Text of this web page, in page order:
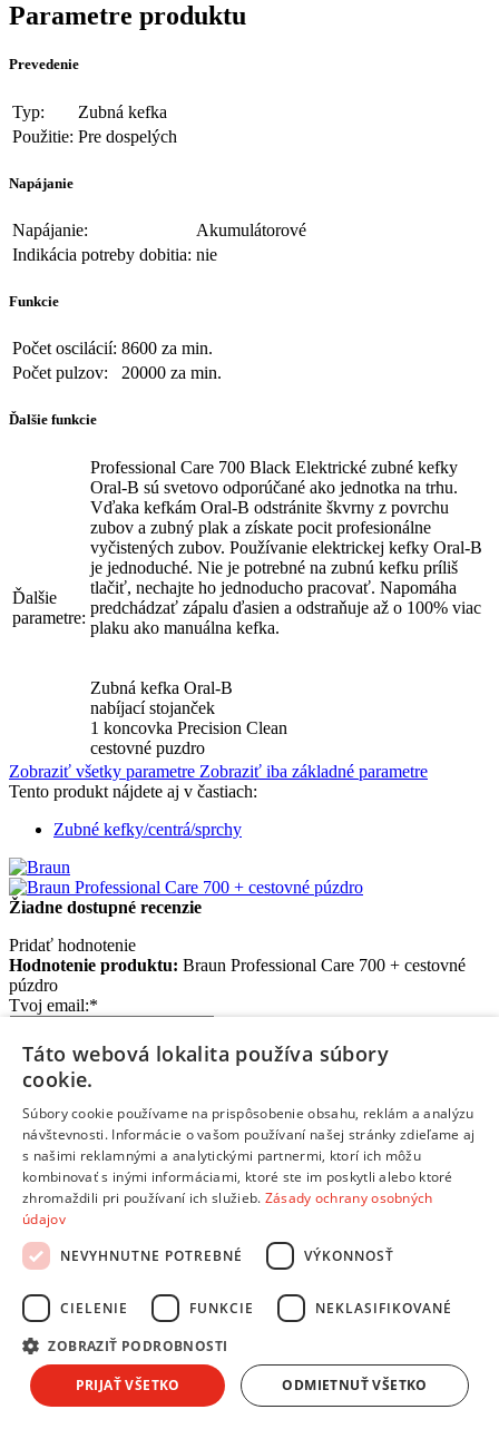
Parametre produktu
Prevedenie
Typ:
Zubná kefka
Použitie: Pre dospelých
Napájanie
Napájanie:
Akumulátorové
Indikácia potreby dobitia: nie
Funkcie
Počet oscilácií: 8600 za min.
Počet pulzov:
20000 za min.
Ďalšie funkcie
Ďalšie
parametre:
Professional Care 700 Black Elektrické zubné kefky
Oral-B sú svetovo odporúčané ako jednotka na trhu.
Vďaka kefkám Oral-B odstránite škvrny z povrchu
zubov a zubný plak a získate pocit profesionálne
vyčistených zubov. Používanie elektrickej kefky Oral-B
je jednoduché. Nie je potrebné na zubnú kefku príliš
tlačiť, nechajte ho jednoducho pracovať. Napomáha
predchádzať zápalu ďasien a odstraňuje až o 100% viac
plaku ako manuálna kefka.
Zubná kefka Oral-B
nabíjací stojanček
1 koncovka Precision Clean
cestovné puzdro
Zobraziť všetky parametre Zobraziť iba základné parametre
Tento produkt nájdete aj v častiach:
Zubné kefky/centrá/sprchy
Žiadne dostupné recenzie
Pridať hodnotenie
Hodnotenie produktu: Braun Professional Care 700 + cestovné
púzdro
Tvoj email:*
Tvoje meno:*
Email nebude zverejnenýOchrana osobných údajov
Polia označené hviezdičkou sú povinné
Hodnotenie: *
Odporúčal by si tento produkt svojim známym?*
Áno
Nie
Pozitíva:
Napíš najdôležitejšie prednosti a výhody
Ktoré vlastnosti tohto produktu ťa potešili?
Táto webová lokalita používa súbory
cookie.
Súbory cookie používame na prispôsobenie obsahu, reklám a analýzu
návštevnosti. Informácie o vašom používaní našej stránky zdieľame aj
s našimi reklamnými a analytickými partnermi, ktorí ich môžu
kombinovať s inými informáciami, ktoré ste im poskytli alebo ktoré
zhromaždili pri používaní ich služieb. Zásady ochrany osobných
údajov
NEVYHNUTNE POTREBNÉ
VÝKONNOSŤ
CIELENIE FUNKCIE NEKLASIFIKOVANÉ
ZOBRAZIŤ PODROBNOSTI
PRIJAŤ VŠETKO ODMIETNUŤ VŠETKO